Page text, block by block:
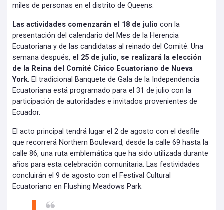
miles de personas en el distrito de Queens.
Las actividades comenzarán el 18 de julio con la
presentación del calendario del Mes de la Herencia
Ecuatoriana y de las candidatas al reinado del Comité. Una
semana después, el 25 de julio, se realizará la elección
de la Reina del Comité Cívico Ecuatoriano de Nueva
York. El tradicional Banquete de Gala de la Independencia
Ecuatoriana está programado para el 31 de julio con la
participación de autoridades e invitados provenientes de
Ecuador.
El acto principal tendrá lugar el 2 de agosto con el desfile
que recorrerá Northern Boulevard, desde la calle 69 hasta la
calle 86, una ruta emblemática que ha sido utilizada durante
años para esta celebración comunitaria. Las festividades
concluirán el 9 de agosto con el Festival Cultural
Ecuatoriano en Flushing Meadows Park.